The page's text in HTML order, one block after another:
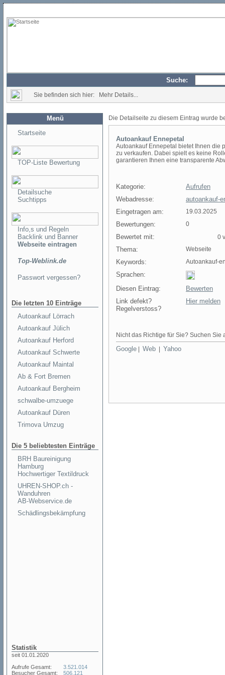
Suche:
Sie befinden sich hier: Mehr Details...
Menü
Startseite
TOP-Liste Bewertung
Detailsuche
Suchtipps
Info,s und Regeln
Backlink und Banner
Webseite eintragen
Top-Weblink.de
Passwort vergessen?
Die letzten 10 Einträge
Autoankauf Lörrach
Autoankauf Jülich
Autoankauf Herford
Autoankauf Schwerte
Autoankauf Maintal
Ab & Fort Bremen
Autoankauf Bergheim
schwalbe-umzuege
Autoankauf Düren
Trimova Umzug
Die 5 beliebtesten Einträge
BRH Baureinigung
Hamburg
Hochwertiger Textildruck
UHREN-SHOP.ch -
Wanduhren
AB-Webservice.de
Schädlingsbekämpfung
Statistik
seit 01.01.2020
Aufrufe Gesamt:
Besucher Gesamt:
3.521.014
506.121
Die Detailseite zu diesem Eintrag wurde
Autoankauf Ennepetal
Autoankauf Ennepetal bietet Ihnen die
zu verkaufen. Dabei spielt es keine
garantieren Ihnen eine transparente
Kategorie:
Aufrufen
Webadresse:
autoankauf-
Eingetragen am:
19.03.2025
Bewertungen: 0
Bewertet mit: 0
Thema: Webseite
Keywords: Autoankauf-
Sprachen:
Diesen Eintrag:
Bewerten
Link defekt?
Regelverstoss?
Hier melden
Nicht das Richtige für Sie? Suchen Sie
Google Web Yahoo